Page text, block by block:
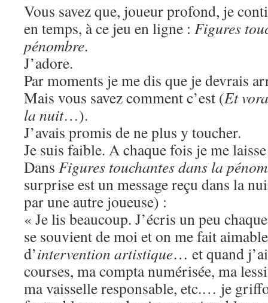
Vous savez que, joueur profond, je
en temps, à ce jeu en ligne : Figures
pénombre.
J’adore.
Par moments je me dis que je devrais
Mais vous savez comment c’est (Et
la nuit…).
J’avais promis de ne plus y toucher.
Je suis faible. A chaque fois je me
Dans Figures touchantes dans la
surprise est un message reçu dans la
par une autre joueuse) :
« Je lis beaucoup. J’écris un peu
se souvient de moi et on me fait
d’intervention artistique… et quand
courses, ma compta numérisée, ma
ma vaisselle responsable, etc.… je